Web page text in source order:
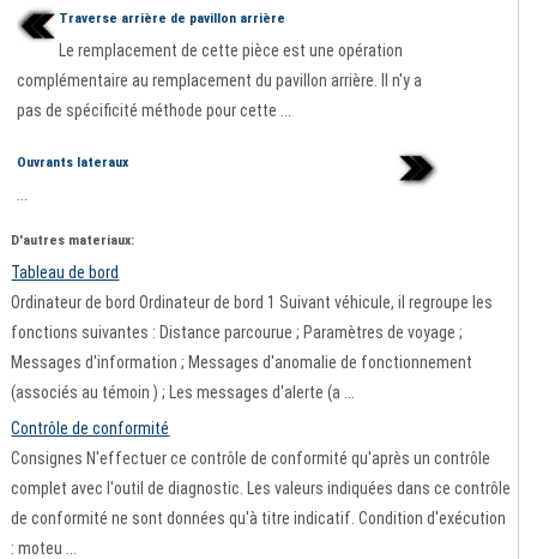
Traverse arrière de pavillon arrière
Le remplacement de cette pièce est une opération
complémentaire au remplacement du pavillon arrière. Il n'y a
pas de spécificité méthode pour cette ...
Ouvrants lateraux
D'autres materiaux:
Tableau de bord
Ordinateur de bord Ordinateur de bord 1 Suivant véhicule, il regroupe les
fonctions suivantes : Distance parcourue ; Paramètres de voyage ;
Messages d'information ; Messages d'anomalie de fonctionnement
(associés au témoin ) ; Les messages d'alerte (a ...
Contrôle de conformité
Consignes N'effectuer ce contrôle de conformité qu'après un contrôle
complet avec l'outil de diagnostic. Les valeurs indiquées dans ce contrôle
de conformité ne sont données qu'à titre indicatif. Condition d'exécution
: moteu ...